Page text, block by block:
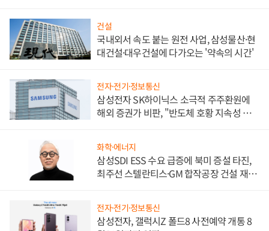
건설
국내외서 속도 붙는 원전 사업, 삼성물산·현
대건설·대우건설에 다가오는 '약속의 시간'
전자·전기·정보통신
삼성전자 SK하이닉스 소극적 주주환원에
해외 증권가 비판, "반도체 호황 지속성 의
화학·에너지
삼성SDI ESS 수요 급증에 북미 증설 타진,
최주선 스텔란티스·GM 합작공장 건설 재추
전자·전기·정보통신
삼성전자, 갤럭시Z 폴드8 사전예약 개통 8